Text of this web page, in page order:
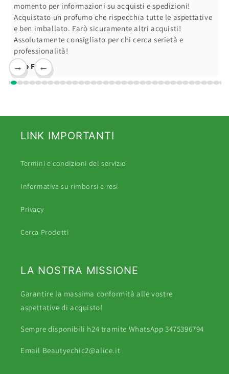
←
→
momento per informazioni su acquisti e spedizioni!
Acquistato un profumo che rispecchia tutte le aspettative
e ben imballato. Farò sicuramente altri acquisti!
Assolutamente consigliato per chi cerca serietà e
professionalità!
Ciro F.
LINK IMPORTANTI
Termini e condizioni del servizio
Informativa su rimborsi e resi
Privacy
Cerca Prodotti
LA NOSTRA MISSIONE
Garantire la massima conformità alle vostre
aspettative di acquisto!
Sempre disponibili h24 tramite WhatsApp 3475396794
Email Beautyechic2@alice.it